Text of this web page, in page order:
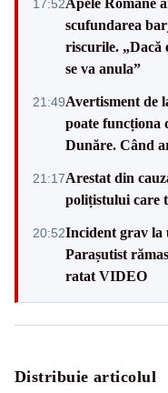
17:52
scufundarea
riscurile. „Dacă
se va anula”
21:49Avertisment de
poate funcționa
Dunăre. Când
21:17Arestat din
polițistului care
20:52Incident grav la
Parașutist
ratat VIDEO
Distribuie articolul